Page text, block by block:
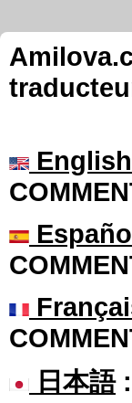
English
日本語: